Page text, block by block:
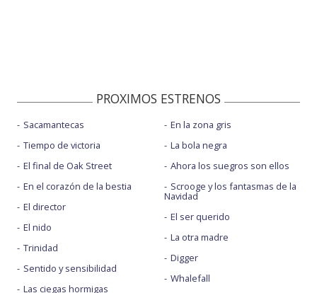
PROXIMOS ESTRENOS
Sacamantecas
Tiempo de victoria
El final de Oak Street
En el corazón de la bestia
El director
El nido
Trinidad
Sentido y sensibilidad
Las ciegas hormigas
En la zona gris
La bola negra
Ahora los suegros son ellos
Scrooge y los fantasmas de la
Navidad
El ser querido
La otra madre
Digger
Whalefall